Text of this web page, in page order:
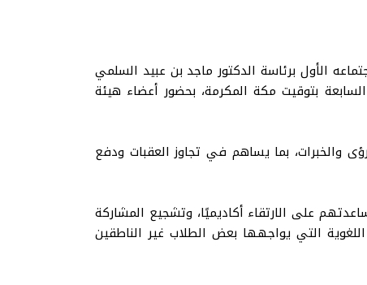
الأول برئاسة الدكتور ماجد بن عبيد السلمي
1447هـ الموافق 10 أيلول سبتمبر 2025م، في تمام الساعة السابعة بتوقيت مكة المكرمة، بحضور أعضاء هيئة
والخبرات، بما يساهم في تجاوز العقبات ودفع
على الارتقاء أكاديميًا، وتشجيع المشاركة
التي يواجهها بعض الطلاب غير الناطقين